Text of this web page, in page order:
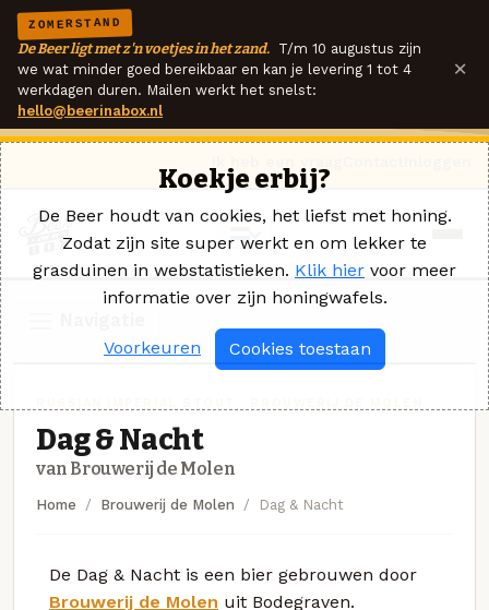
ZOMERSTAND
De Beer ligt met z'n voetjes in het zand. T/m 10 augustus zijn
we wat minder goed bereikbaar en kan je levering 1 tot 4
werkdagen duren. Mailen werkt het snelst:
hello@beerinabox.nl
×
Dag & Nacht
van Brouwerij de Molen
Home Brouwerij de Molen Dag & Nacht
De Dag & Nacht is een bier gebrouwen door
Brouwerij de Molen uit Bodegraven.
Koekje erbij?
De Beer houdt van cookies, het liefst met honing.
Zodat zijn site super werkt en om lekker te
grasduinen in webstatistieken. Klik hier voor meer
informatie over zijn honingwafels.
Voorkeuren Cookies toestaan